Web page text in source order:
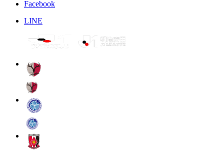
Facebook
LINE